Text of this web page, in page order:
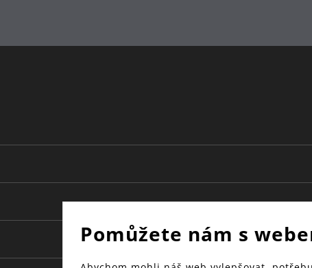
Pomůžete nám s